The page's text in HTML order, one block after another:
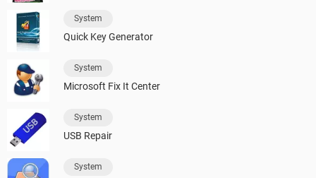
System
Quick Key Generator
System
Microsoft Fix It Center
System
USB Repair
System